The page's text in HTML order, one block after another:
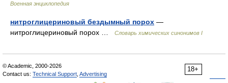
Военная энциклопедия
нитроглицериновый бездымный порох —
нитроглицериновый порох …
Cловарь химических синонимов I
18+
© Academic, 2000-2026
Contact us: Technical Support Advertising